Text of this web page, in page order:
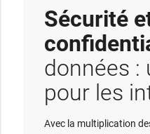
Sécurité
données :
pour les
Avec la multiplication